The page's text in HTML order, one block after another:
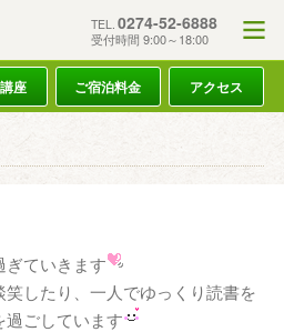
TEL. 0274-52-6888
受付時間 9:00～18:00
座 ご宿泊料金 アクセス
ていきます
したり、一人でゆっくり読書を
過ごしています